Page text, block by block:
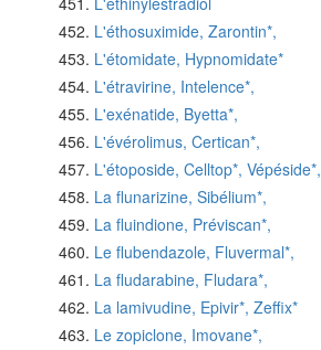
L'éthosuximide, Zarontin*,
L'étomidate, Hypnomidate*
L'étravirine, Intelence*,
L'exénatide, Byetta*,
L'évérolimus, Certican*,
L'étoposide, Celltop*, Vépéside*,
La flunarizine, Sibélium*,
La fluindione, Préviscan*,
Le flubendazole, Fluvermal*,
La fludarabine, Fludara*,
La lamivudine, Epivir*, Zeffix*
Le zopiclone, Imovane*,